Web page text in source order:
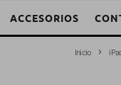
ACCESORIOS
Inicio